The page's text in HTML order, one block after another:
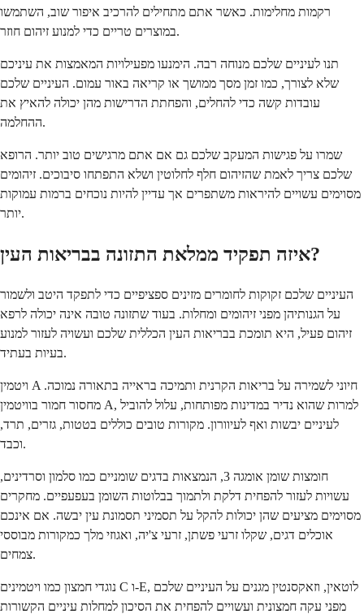
רקמות מחלימות. כאשר אתם מתחילים להרכיב איפור שוב, השתמשו
במוצרים טריים כדי למנוע זיהום חוזר.
תנו לעיניים שלכם מנוחה רבה. הימנעו מפעילויות המאמצות את עיניכם
שלא לצורך, כמו זמן מסך ממושך או קריאה באור עמום. העיניים שלכם
עובדות קשה כדי להחלים, והפחתת הדרישות מהן יכולה להאיץ את
ההחלמה.
שמרו על פגישות המעקב שלכם גם אם אתם מרגישים טוב יותר. הרופא
שלכם צריך לאמת שהזיהום חלף לחלוטין ושלא התפתחו סיבוכים. זיהומים
מסוימים עשויים להיראות משתפרים אך עדיין להיות נוכחים ברמות עמוקות
יותר.
איזה תפקיד ממלאת התזונה בבריאות העין?
העיניים שלכם זקוקות לחומרים מזינים ספציפיים כדי לתפקד היטב ולשמור
על הגנותיהן מפני זיהומים ומחלות. בעוד שתזונה טובה אינה יכולה לרפא
זיהום פעיל, היא תומכת בבריאות העין הכללית שלכם ועשויה לעזור למנוע
בעיות בעתיד.
ויטמין A חיוני לשמירה על בריאות הקרנית ותמיכה בראייה בתאורה נמוכה.
מחסור חמור בוויטמין A, למרות שהוא נדיר במדינות מפותחות, עלול להוביל
לעיניים יבשות ואף לעיוורון. מקורות טובים כוללים בטטות, גזרים, תרד,
וכבד.
חומצות שומן אומגה 3, הנמצאות בדגים שומניים כמו סלמון וסרדינים,
עשויות לעזור להפחית דלקת ולתמוך בבלוטות השומן בעפעפיים. מחקרים
מסוימים מציעים שהן יכולות להקל על תסמיני תסמונת עין יבשה. אם אינכם
אוכלים דגים, שקלו זרעי פשתן, זרעי צ'יה, ואגוזי מלך כמקורות מבוססי
צמחים.
נוגדי חמצון כמו ויטמינים C ו-E, לוטאין, וזאקסנטין מגנים על העיניים שלכם
מפני עקה חמצונית ועשויים להפחית את הסיכון למחלות עיניים הקשורות